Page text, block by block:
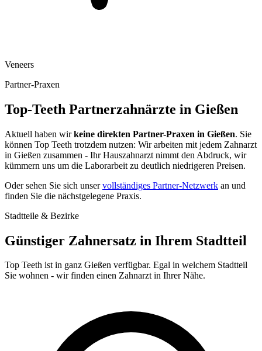
Veneers
Partner-Praxen
Top-Teeth Partnerzahnärzte in Gießen
Aktuell haben wirkeine direkten Partner-Praxen in Gießen. Sie
können Top Teeth trotzdem nutzen: Wir arbeiten mit jedem Zahnarzt
in Gießen zusammen - Ihr Hauszahnarzt nimmt den Abdruck, wir
kümmern uns um die Laborarbeit zu deutlich niedrigeren Preisen.
Oder sehen Sie sich unservollständiges Partner-Netzwerk an und
finden Sie die nächstgelegene Praxis.
Stadtteile & Bezirke
Günstiger Zahnersatz in Ihrem Stadtteil
Top Teeth ist in ganz Gießen verfügbar. Egal in welchem Stadtteil
Sie wohnen - wir finden einen Zahnarzt in Ihrer Nähe.